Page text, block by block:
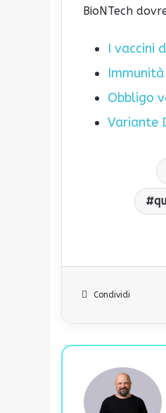
BioNTech
I vaccini
Obbligo
Variante
Condividi